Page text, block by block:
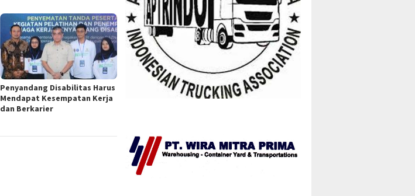
Penyandang Disabilitas Harus
Mendapat Kesempatan Kerja
dan Berkarier